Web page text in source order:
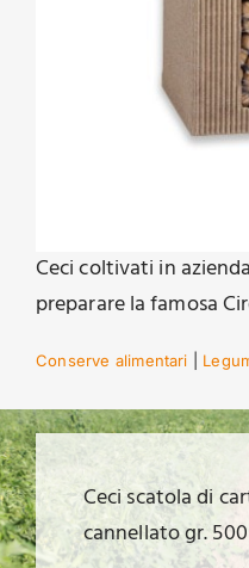
Ceci coltivati in
preparare la famosa
Conserve alimentari
Ceci scatola di
cannellato gr. 500